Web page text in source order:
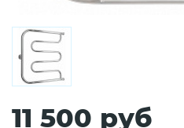
11 500 руб